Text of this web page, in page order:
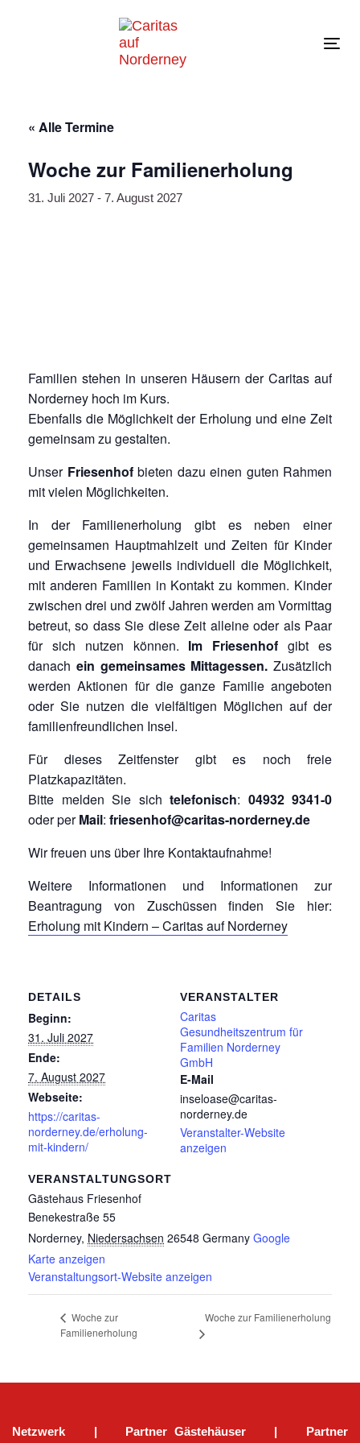
« Alle Termine
Woche zur Familienerholung
31. Juli 2027 - 7. August 2027
Familien stehen in unseren Häusern der Caritas auf
Norderney hoch im Kurs.
Ebenfalls die Möglichkeit der Erholung und eine Zeit
gemeinsam zu gestalten.
Unser Friesenhof bieten dazu einen guten Rahmen
mit vielen Möglichkeiten.
In der Familienerholung gibt es neben einer
gemeinsamen Hauptmahlzeit und Zeiten für Kinder
und Erwachsene jeweils individuell die Möglichkeit,
mit anderen Familien in Kontakt zu kommen. Kinder
zwischen drei und zwölf Jahren werden am Vormittag
betreut, so dass Sie diese Zeit alleine oder als Paar
für sich nutzen können. Im Friesenhof gibt es
danach ein gemeinsames Mittagessen. Zusätzlich
werden Aktionen für die ganze Familie angeboten
oder Sie nutzen die vielfältigen Möglichen auf der
familienfreundlichen Insel.
Für dieses Zeitfenster gibt es noch freie
Platzkapazitäten.
Bitte melden Sie sich telefonisch: 04932 9341-0
oder perMail: friesenhof@caritas-norderney.de
Wir freuen uns über Ihre Kontaktaufnahme!
Weitere Informationen und Informationen zur
Beantragung von Zuschüssen finden Sie hier:
Erholung mit Kindern – Caritas auf Norderney
DETAILS
Beginn:
31. Juli 2027
Ende:
7. August 2027
Webseite:
https://caritas-
norderney.de/erholung-
mit-kindern/
VERANSTALTUNGSORT
Gästehaus Friesenhof
Benekestraße 55
Norderney, Niedersachsen 26548 Germany Google
Karte anzeigen
Veranstaltungsort-Website anzeigen
VERANSTALTER
Caritas
Gesundheitszentrum für
Familien Norderney
GmbH
E-Mail
inseloase@caritas-
norderney.de
Veranstalter-Website
anzeigen
Woche zur
Familienerholung
Woche zur Familienerholung
Netzwerk | Partner Gästehäuser| Partner